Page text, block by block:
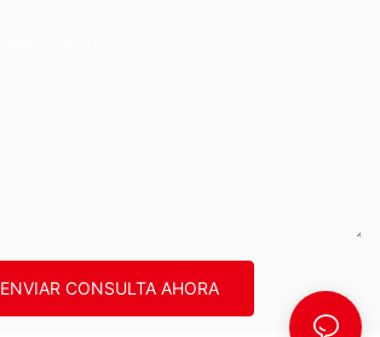
ENVIAR CONSULTA AHORA